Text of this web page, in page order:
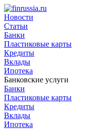
Новости
Статьи
Банки
Пластиковые карты
Кредиты
Вклады
Ипотека
Банковские услуги
Банки
Пластиковые карты
Кредиты
Вклады
Ипотека